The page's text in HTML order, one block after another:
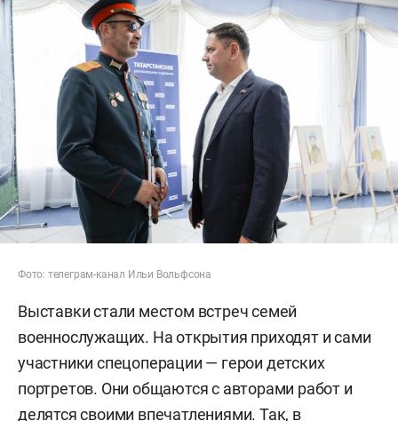
Фото: телеграм-канал Ильи Вольфсона
Выставки стали местом встреч семей
военнослужащих. На открытия приходят и сами
участники спецоперации — герои детских
портретов. Они общаются с авторами работ и
делятся своими впечатлениями. Так, в